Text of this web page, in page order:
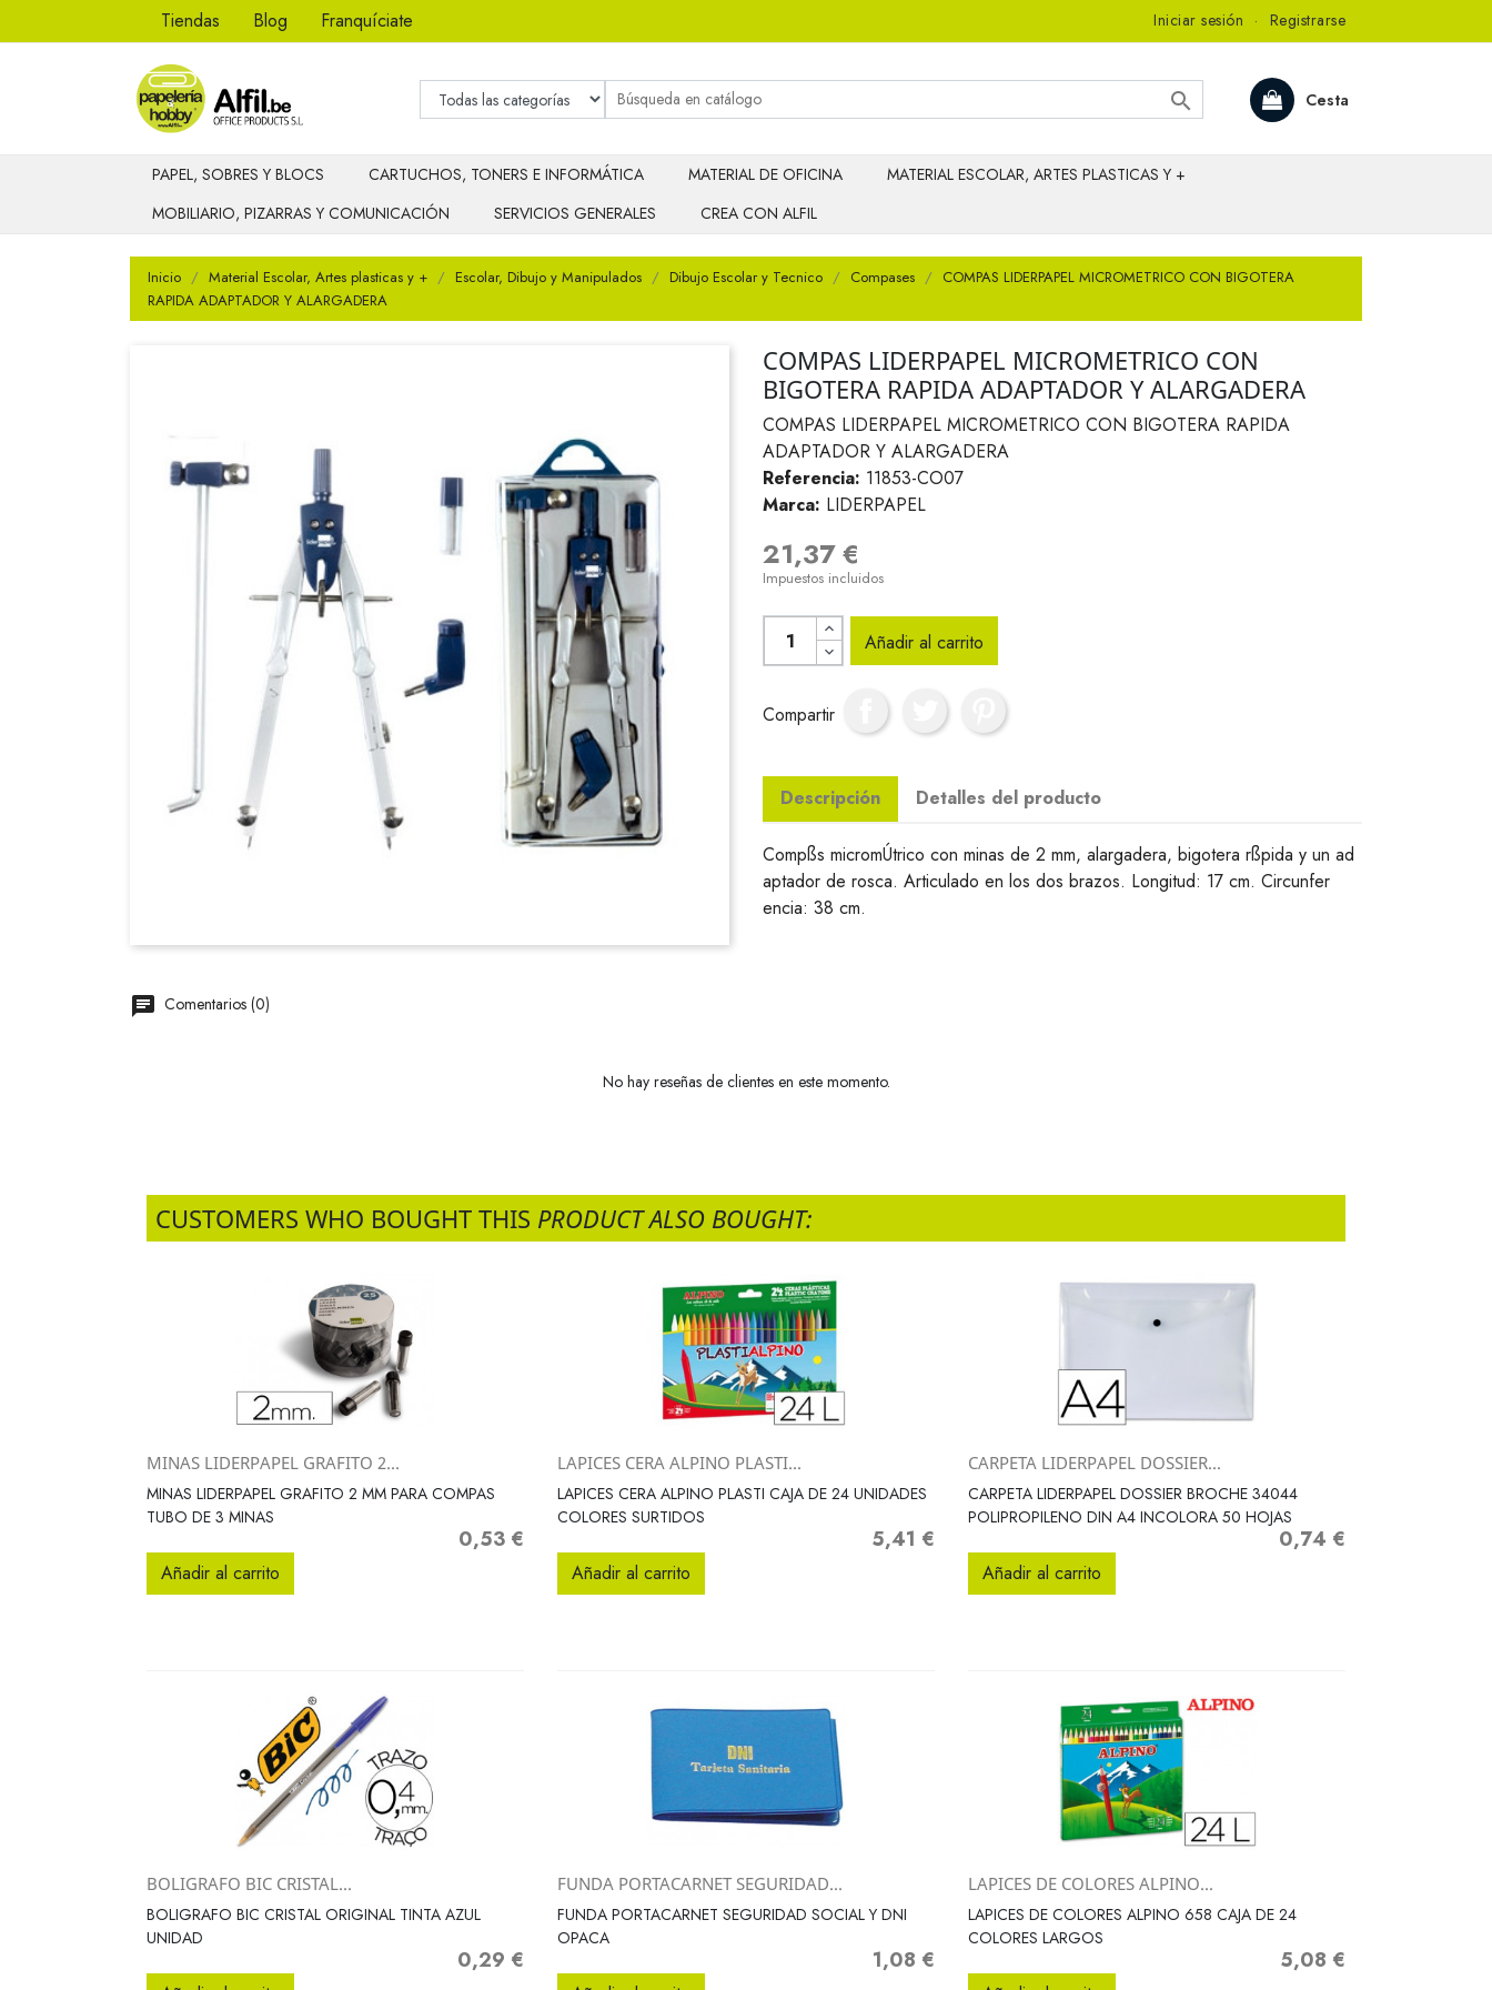
Tiendas Blog Franquíciate Iniciar sesión · Registrarse
Cesta

PAPEL, SOBRES Y BLOCS CARTUCHOS, TONERS E INFORMÁTICA MATERIAL DE OFICINA
MATERIAL ESCOLAR, ARTES PLASTICAS Y +
MOBILIARIO, PIZARRAS Y COMUNICACIÓN
SERVICIOS GENERALES CREA CON ALFIL
Inicio Material Escolar, Artes plasticas y + Escolar, Dibujo y Manipulados Dibujo Escolar y Tecnico Compases
COMPAS LIDERPAPEL MICROMETRICO CON BIGOTERA
RAPIDA ADAPTADOR Y ALARGADERA
COMPAS LIDERPAPEL MICROMETRICO CON
BIGOTERA RAPIDA ADAPTADOR Y ALARGADERA
COMPAS LIDERPAPEL MICROMETRICO CON BIGOTERA RAPIDA
ADAPTADOR Y ALARGADERA
Referencia: 11853-CO07
Marca: LIDERPAPEL
21,37 €
Impuestos incluidos
Añadir al carrito
Compartir
Descripción Detalles del producto
Compßs micromÚtrico con minas de 2 mm, alargadera, bigotera rßpida y un ad
aptador de rosca. Articulado en los dos brazos. Longitud: 17 cm. Circunfer
encia: 38 cm.
Comentarios (0)
No hay reseñas de clientes en este momento.
CUSTOMERS WHO BOUGHT THIS PRODUCT ALSO BOUGHT:
 Vista rápida
MINAS LIDERPAPEL GRAFITO 2...
MINAS LIDERPAPEL GRAFITO 2 MM PARA COMPAS
TUBO DE 3 MINAS
Precio
0,53 €
Añadir al carrito
 Vista rápida
LAPICES CERA ALPINO PLASTI...
LAPICES CERA ALPINO PLASTI CAJA DE 24 UNIDADES
COLORES SURTIDOS
Precio
5,41 €
Añadir al carrito
Vista rápida
CARPETA LIDERPAPEL DOSSIER...
CARPETA LIDERPAPEL DOSSIER BROCHE 34044
POLIPROPILENO DIN A4 INCOLORA 50 HOJAS
Precio
0,74 €
Añadir al carrito
Vista rápida
BOLIGRAFO BIC CRISTAL...
BOLIGRAFO BIC CRISTAL ORIGINAL TINTA AZUL
UNIDAD
Precio
0,29 €
Vista rápida
FUNDA PORTACARNET SEGURIDAD...
FUNDA PORTACARNET SEGURIDAD SOCIAL Y DNI
OPACA
Precio
1,08 €
 Vista rápida
LAPICES DE COLORES ALPINO...
LAPICES DE COLORES ALPINO 658 CAJA DE 24
COLORES LARGOS
Precio
5,08 €